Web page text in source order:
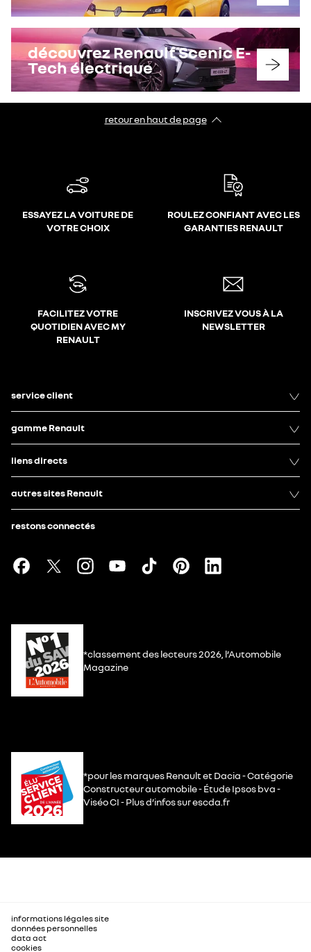
découvrez Renault Scenic E-
Tech électrique
retour en haut de page​
ESSAYEZ LA VOITURE DE
VOTRE CHOIX
ROULEZ CONFIANT AVEC LES
GARANTIES RENAULT
FACILITEZ VOTRE
QUOTIDIEN AVEC MY
RENAULT
INSCRIVEZ VOUS À LA
NEWSLETTER
service client
gamme Renault
liens directs
autres sites Renault
restons connectés
*classement des lecteurs 2026, l’Automobile
Magazine
*pour les marques Renault et Dacia - Catégorie
Constructeur automobile - Étude Ipsos bva -
Viséo CI - Plus d’infos sur escda.fr
informations légales site
données personnelles
data act
cookies